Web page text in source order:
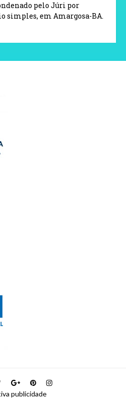
pelo Júri por
simples, em Amargosa-BA.
publicidade